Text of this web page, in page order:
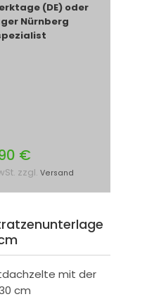
(DE) oder
Nürnberg
€
zzgl. Versand
mit der
cm